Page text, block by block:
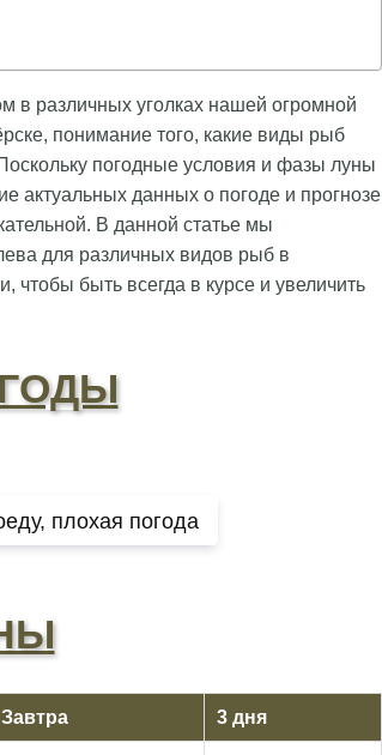
в различных уголках нашей огромной
понимание того, какие виды рыб
погодные условия и фазы луны
актуальных данных о погоде и прогнозе
В данной статье мы
для различных видов рыб в
чтобы быть всегда в курсе и увеличить
плохая погода
Завтра 3 дня